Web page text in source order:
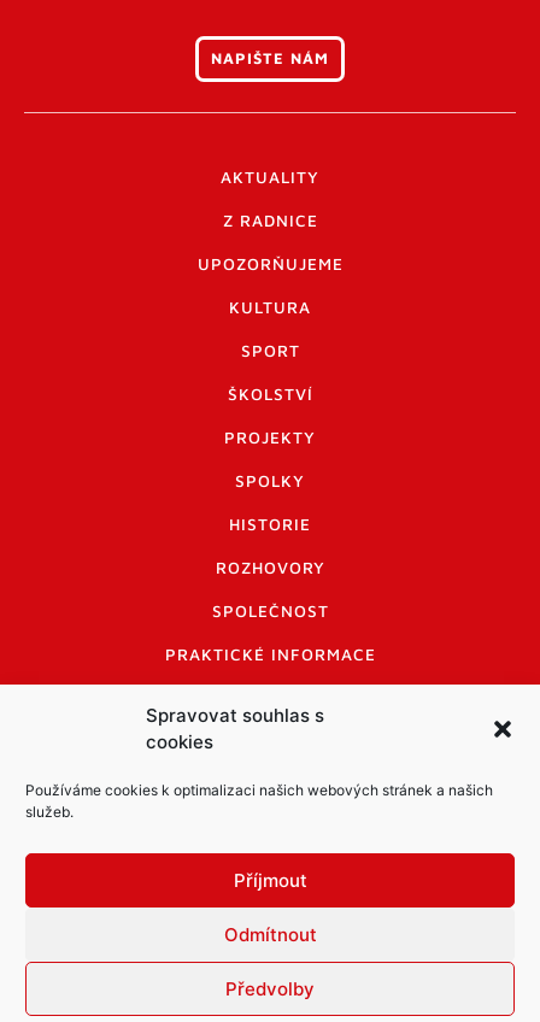
Spravovat souhlas s
cookies
Používáme cookies k optimalizaci našich webových stránek a našich
služeb.
Příjmout
Odmítnout
Předvolby
NAPIŠTE NÁM
AKTUALITY
Z RADNICE
UPOZORŇUJEME
KULTURA
SPORT
ŠKOLSTVÍ
PROJEKTY
SPOLKY
HISTORIE
ROZHOVORY
SPOLEČNOST
PRAKTICKÉ INFORMACE
INFORMACE A KODEX DISKUTUJÍCÍCH
LOGO A LOGO MANUÁL
© Město Mníšek pod Brdy
Informace o zpracování osobních údajů